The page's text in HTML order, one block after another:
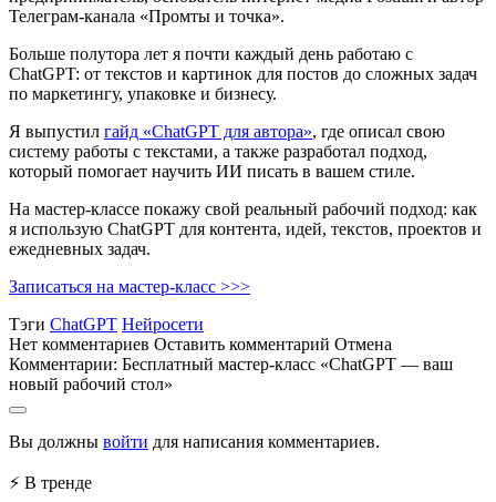
Телеграм-канала «Промты и точка».
Больше полутора лет я почти каждый день работаю с
ChatGPT: от текстов и картинок для постов до сложных задач
по маркетингу, упаковке и бизнесу.
Я выпустил гайд «ChatGPT для автора», где описал свою
систему работы с текстами, а также разработал подход,
который помогает научить ИИ писать в вашем стиле.
На мастер-классе покажу свой реальный рабочий подход: как
я использую ChatGPT для контента, идей, текстов, проектов и
ежедневных задач.
Записаться на мастер-класс >>>
Тэги ChatGPT Нейросети
Нет комментариев Оставить комментарий Отмена
Комментарии: Бесплатный мастер-класс «ChatGPT — ваш
новый рабочий стол»
Вы должны войти для написания комментариев.
⚡ В тренде